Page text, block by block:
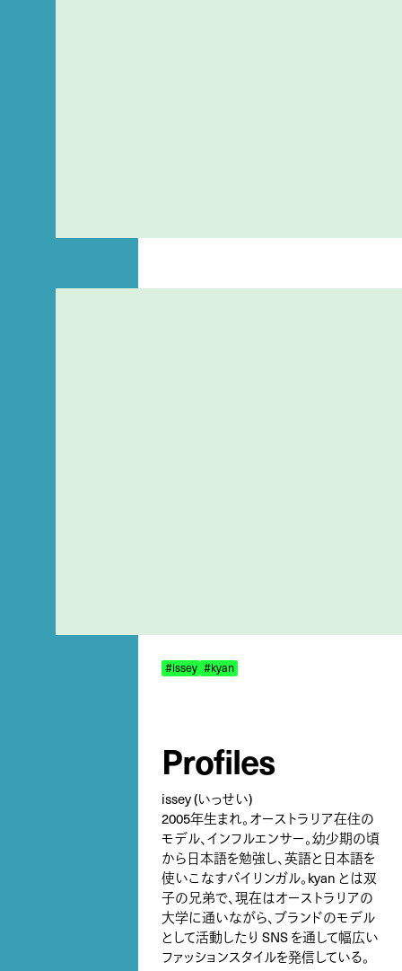
#issey #kyan
Profiles
issey (いっせい)
2005年生まれ。オーストラリア在住の
モデル、インフルエンサー。幼少期の頃
から日本語を勉強し、英語と日本語を
使いこなすバイリンガル。kyan とは双
子の兄弟で、現在はオーストラリアの
大学に通いながら、ブランドのモデル
として活動したり SNS を通して幅広い
ファッションスタイルを発信している。